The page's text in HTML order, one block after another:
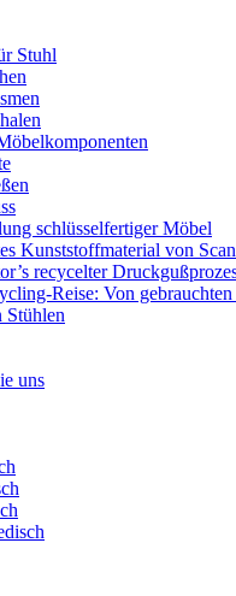
Stuhl
schlüsselfertiger Möbel
Kunststoffmaterial von
recycelter
Reise: Von gebrauchten
Stühlen
uns